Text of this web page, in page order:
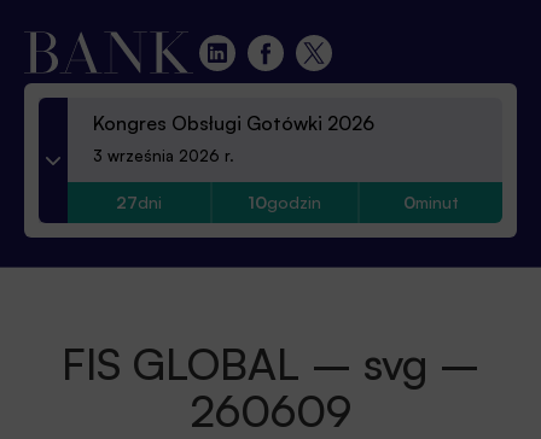
Kongres Obsługi Gotówki 2026
3 września 2026 r.
27dni 10godzin 0minut
FIS GLOBAL – svg –
260609